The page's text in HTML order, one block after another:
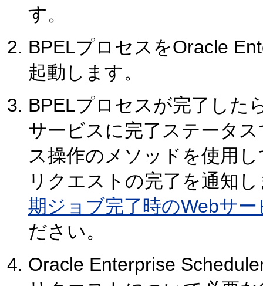
す。
BPELプロセスをOracle
起動します。
BPELプロセスが完了した
サービスに完了ステータ
ス操作のメソッドを使用
リクエストの完了を通知
期ジョブ完了時のWebサ
ださい。
Oracle Enterprise